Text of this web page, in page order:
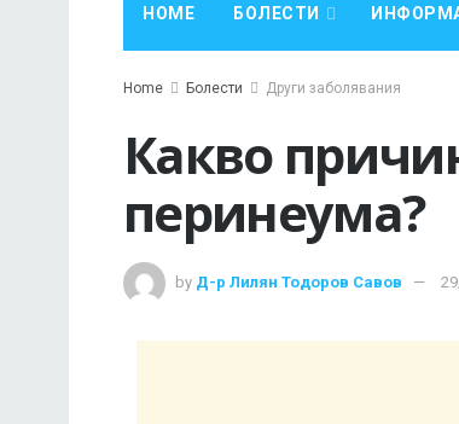
HOME БОЛЕСТИ
Home Болести Други заболявания
Какво
перинеума?
by Д-р Лилян Тодоров Савов